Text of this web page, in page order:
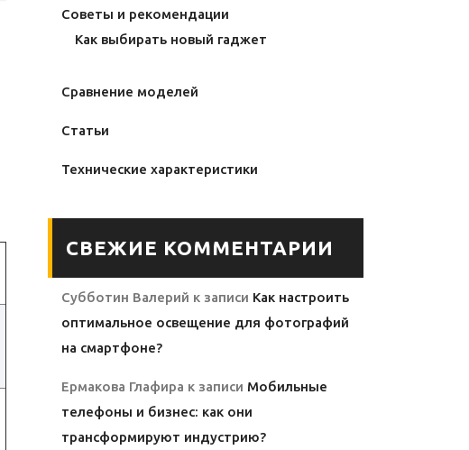
Советы и рекомендации
Как выбирать новый гаджет
Сравнение моделей
Статьи
Технические характеристики
СВЕЖИЕ КОММЕНТАРИИ
Субботин Валерий к записи Как настроить
оптимальное освещение для фотографий
на смартфоне?
Ермакова Глафира к записи Мобильные
телефоны и бизнес: как они
трансформируют индустрию?